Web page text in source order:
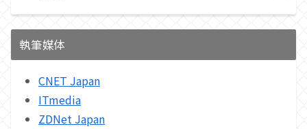
執筆媒体
CNET Japan
ITmedia
ZDNet Japan